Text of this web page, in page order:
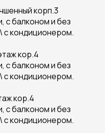
корп.3
с балконом и без
с кондиционером.
кор.4
с балконом и без
с кондиционером.
кор.4
с балконом и без
с кондиционером.